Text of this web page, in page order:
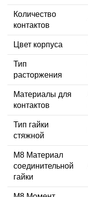
Количество
контактов
Цвет корпуса
Тип
расторжения
Материалы для
контактов
Тип гайки
стяжной
М8 Материал
соединительной
гайки